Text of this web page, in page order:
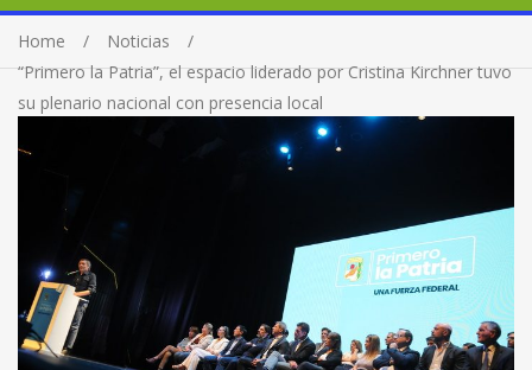
Home
Noticias
“Primero la Patria”, el espacio liderado por Cristina Kirchner tuvo
su plenario nacional con presencia local